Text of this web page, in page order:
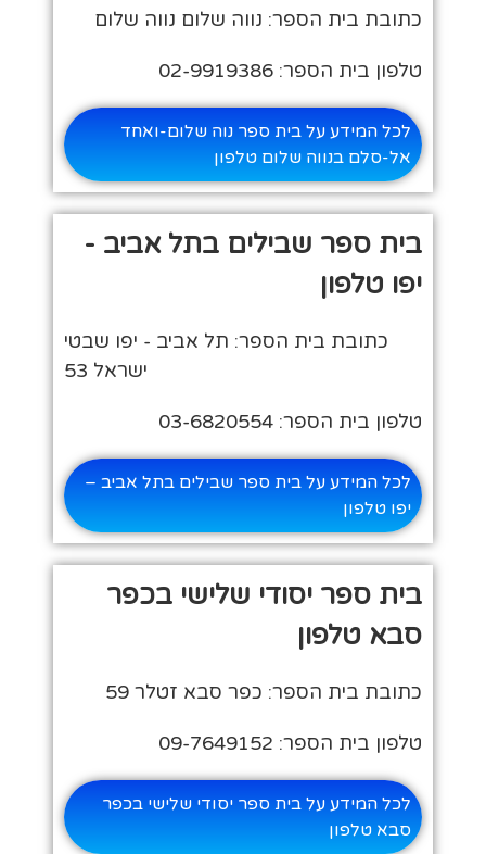
כתובת בית הספר: נווה שלום נווה שלום
טלפון בית הספר: 02-9919386
לכל המידע על בית ספר נוה שלום-ואחד
אל-סלם בנווה שלום טלפון
בית ספר שבילים בתל אביב -
יפו טלפון
כתובת בית הספר: תל אביב - יפו שבטי
ישראל 53
טלפון בית הספר: 03-6820554
לכל המידע על בית ספר שבילים בתל אביב –
יפו טלפון
בית ספר יסודי שלישי בכפר
סבא טלפון
כתובת בית הספר: כפר סבא זטלר 59
טלפון בית הספר: 09-7649152
לכל המידע על בית ספר יסודי שלישי בכפר
סבא טלפון